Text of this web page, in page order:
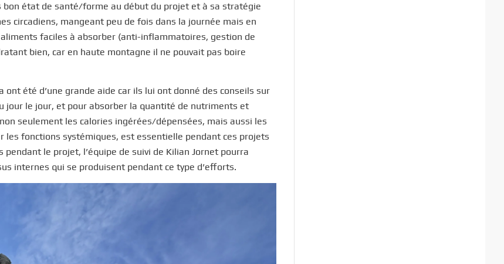
état de santé/forme au début du projet et à sa stratégie
circadiens, mangeant peu de fois dans la journée mais en
faciles à absorber (anti-inflammatoires, gestion de
bien, car en haute montagne il ne pouvait pas boire
ont été d’une grande aide car ils lui ont donné des conseils sur
jour le jour, et pour absorber la quantité de nutriments et
seulement les calories ingérées/dépensées, mais aussi les
fonctions systémiques, est essentielle pendant ces projets
le projet, l’équipe de suivi de Kilian Jornet pourra
internes qui se produisent pendant ce type d’efforts.